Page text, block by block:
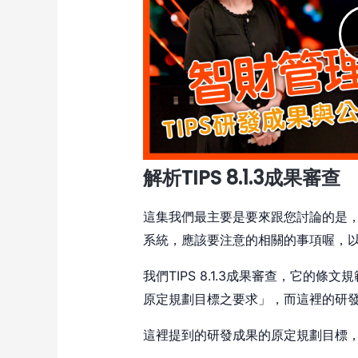
解析TIPS 8.1.3成果審查
這集我們最主要是要來跟您討論的是
系統，應該要注意的相關的事項喔，
我們TIPS 8.1.3成果審查，它的條文
原定規劃目標之要求」，而這裡的研
這裡提到的研發成果的原定規劃目標